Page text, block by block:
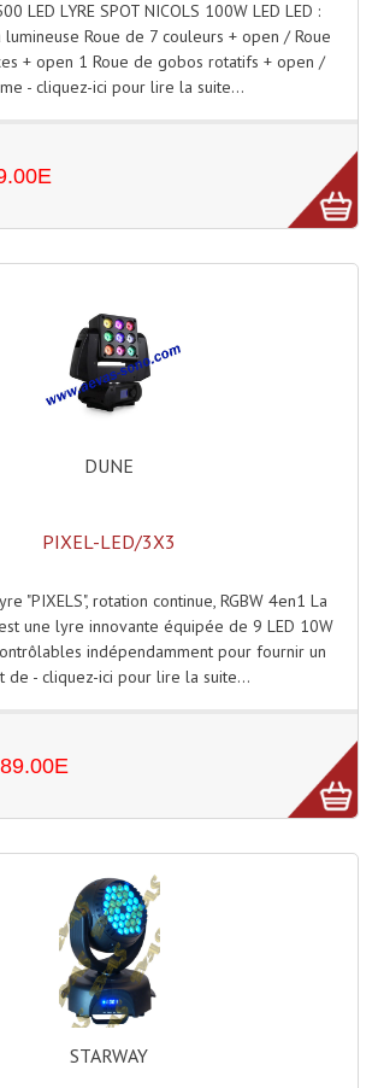
LED LYRE SPOT NICOLS 100W LED LED :
lumineuse Roue de 7 couleurs + open / Roue
+ open 1 Roue de gobos rotatifs + open /
- cliquez-ici pour lire la suite...
DUNE
PIXEL-LED/3X3
"PIXELS", rotation continue, RGBW 4en1 La
une lyre innovante équipée de 9 LED 10W
indépendamment pour fournir un
de - cliquez-ici pour lire la suite...
STARWAY